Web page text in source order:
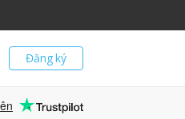
Đăng ký